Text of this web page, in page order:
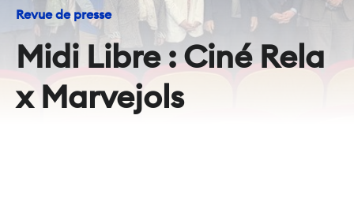
Revue de presse
Midi Libre : Ciné Rela
x Marvejols